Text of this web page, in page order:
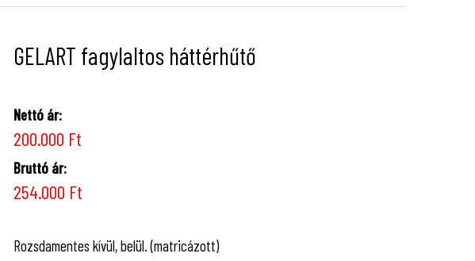
GELART fagylaltos háttérhűtő
Nettó ár:
200.000 Ft
Bruttó ár:
254.000 Ft
Rozsdamentes kívül, belül. (matricázott)